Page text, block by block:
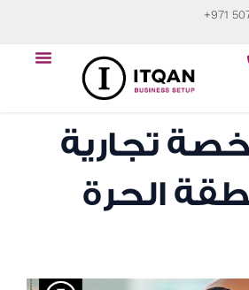
content
+971
Menu
تجارية
الحرة